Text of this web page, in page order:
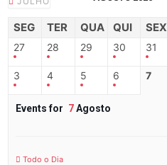
SEG TER QUA QUI SEX
27 28 29 30 31
3 4 5 6 7
Events for 7Agosto
Todo o Dia